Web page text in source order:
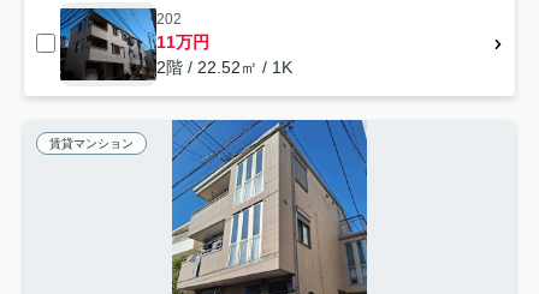
202
11万円
2階 / 22.52㎡ / 1K
賃貸マンション